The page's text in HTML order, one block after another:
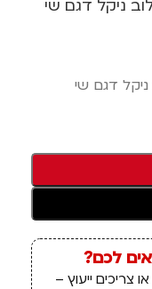
ניקל דגם שי
דגם שי
לכם?
צריכים ייעוץ –